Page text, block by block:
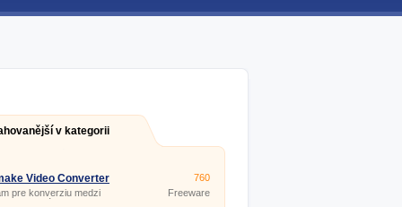
v kategorii
Video Converter
pre konverziu medzi
formátmi videa (dvd,
760
Freeware